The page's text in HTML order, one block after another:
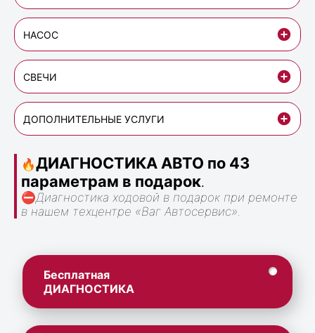
НАСОС
СВЕЧИ
ДОПОЛНИТЕЛЬНЫЕ УСЛУГИ
🔥ДИАГНОСТИКА АВТО по 43
параметрам в подарок.
⛔Диагностика ходовой в подарок при ремонте
в нашем техцентре «Ваг Автосервис».
Бесплатная
ДИАГНОСТИКА